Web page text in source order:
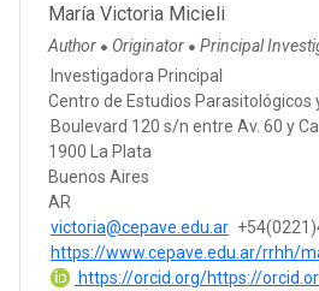
María Victoria Micieli
Author ● Originator ● Principal
Investigadora Principal
Centro de Estudios Parasitológicos
Boulevard 120 s/n entre Av. 60 y
1900 La Plata
Buenos Aires
AR
victoria@cepave.edu.ar
https://www.cepave.edu.ar/rrhh/
https://orcid.org/https://